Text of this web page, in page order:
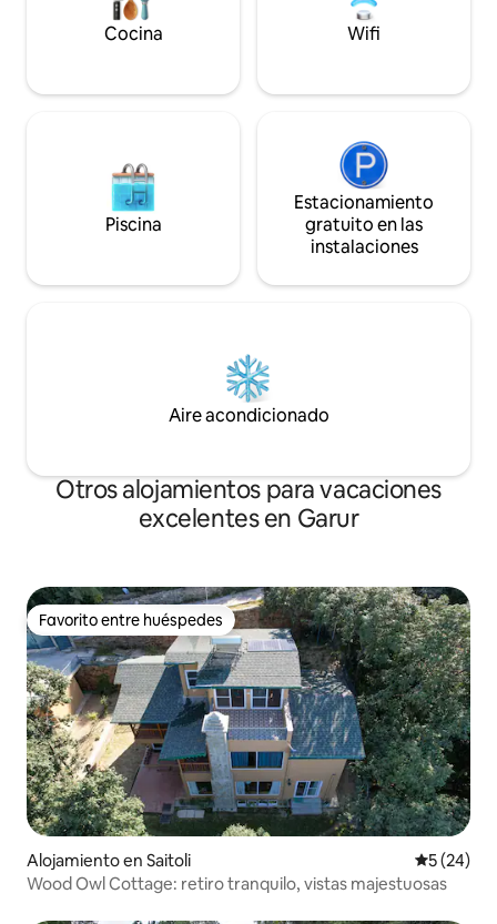
cerca de la ciudad de Mukteshwar,
templos, cafés y paseos por la
naturaleza. De octubre a junio es el
momento
Cocina Wifi
Piscina
Estacionamiento
gratuito en las
instalaciones
Aire acondicionado
Otros alojamientos para vacaciones
excelentes en Garur
Favorito entre huéspedes
Favorito entre huéspedes
Alojamiento en Saitoli
5 (24)
Wood Owl Cottage: retiro tranquilo, vistas majestuosas